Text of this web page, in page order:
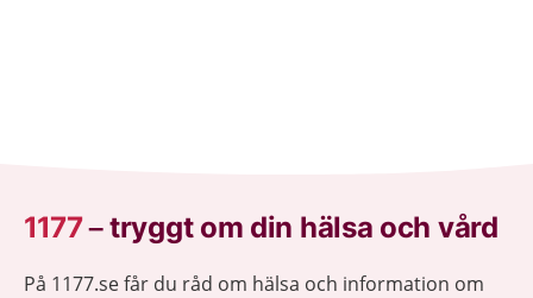
1177–tryggt om din hälsa och vård
På 1177.se får du råd om hälsa och information om